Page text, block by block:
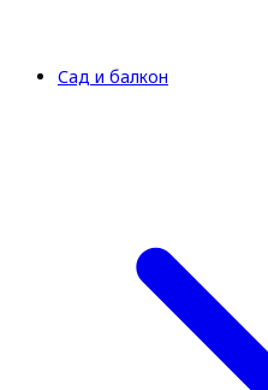
Сад и балкон